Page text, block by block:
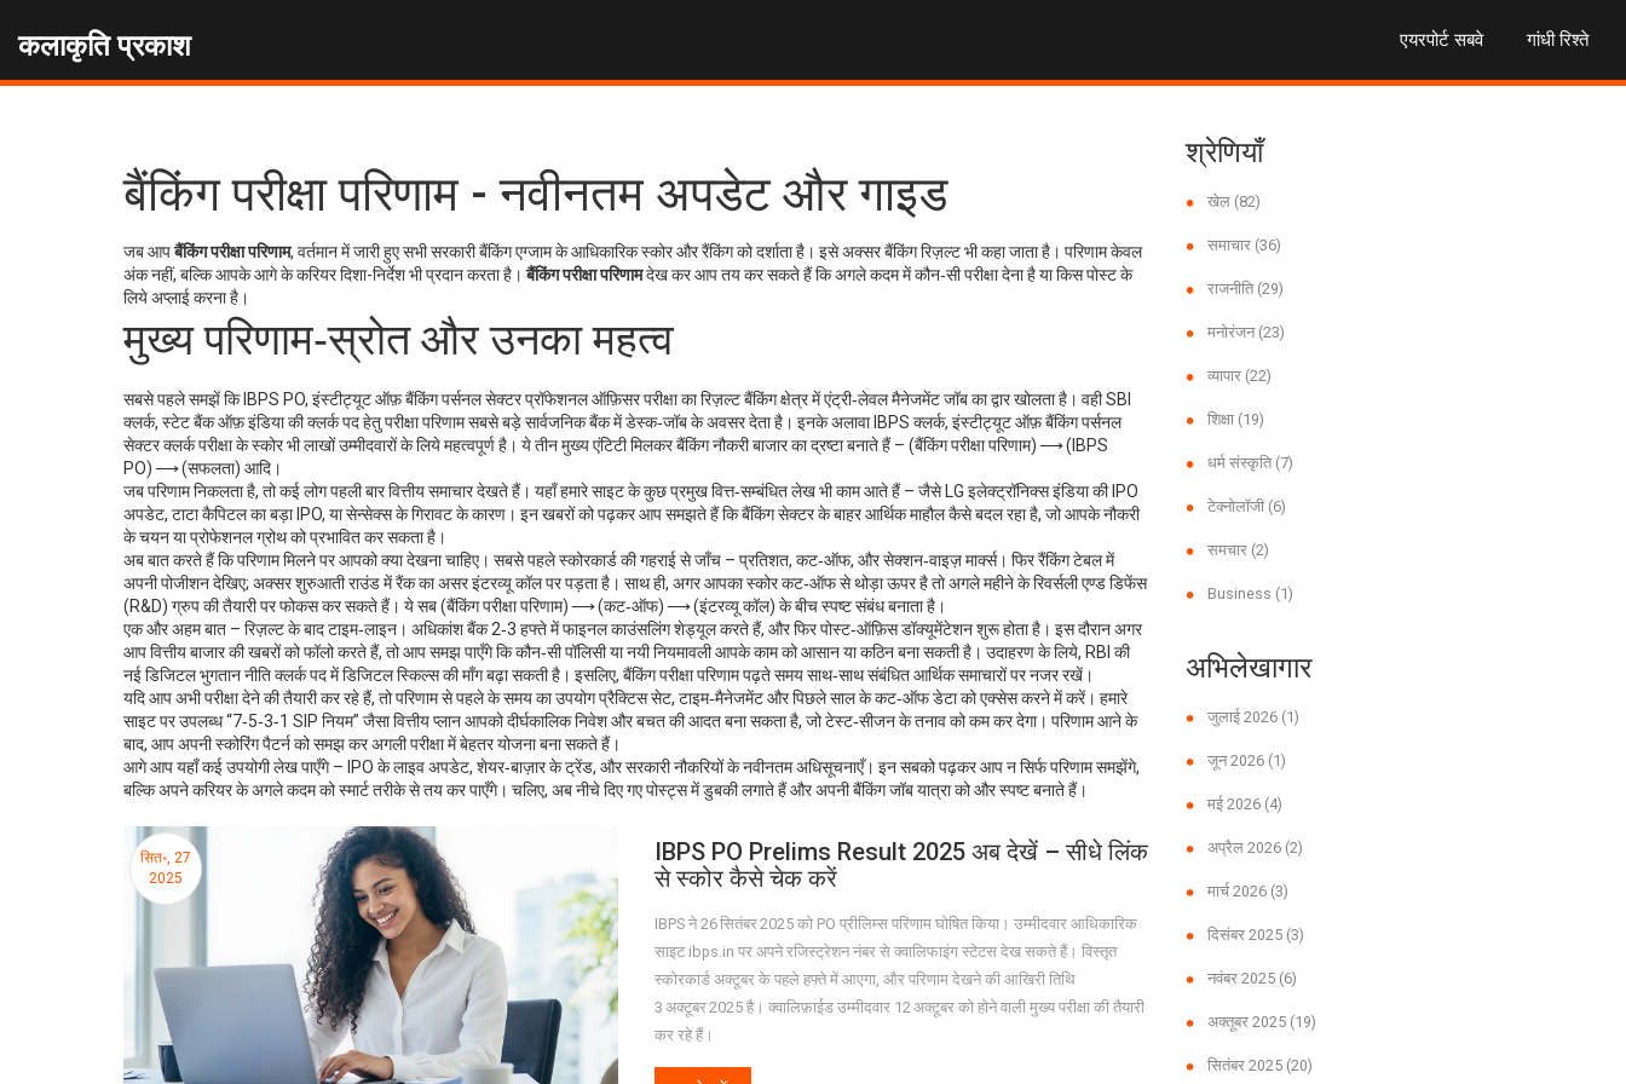
कलाकृति प्रकाश एयरपोर्ट सबवे गांधी रिश्ते
बैंकिंग परीक्षा परिणाम - नवीनतम अपडेट और गाइड
जब आपबैंकिंग परीक्षा परिणाम, वर्तमान में जारी हुए सभी सरकारी बैंकिंग एग्जाम के आधिकारिक स्कोर और रैंकिंगको दर्शाता है । इसे अक्सरबैंकिंग रिज़ल्टभी कहा जाता है। परिणाम केवल
अंक नहीं, बल्कि आपके आगे के करियर दिशा-निर्देश भी प्रदान करता है।बैंकिंग परीक्षा परिणामदेख कर आप तय कर सकते हैं कि अगले कदम में कौन‑सी परीक्षा देना है या किस पोस्ट के
लिये अप्लाई करना है।
मुख्य परिणाम‑स्रोत और उनका महत्व
सबसे पहले समझें कि IBPS PO, इंस्टीट्यूट ऑफ़ बैंकिंग पर्सनल सेक्टर प्रॉफेशनल ऑफ़िसर परीक्षा का रिज़ल्टबैंकिंग क्षेत्र में एंट्री‑लेवल मैनेजमेंट जॉब का द्वार खोलता है। वहीSBI
क्लर्क, स्टेट बैंक ऑफ़ इंडिया की क्लर्क पद हेतु परीक्षा परिणामसबसे बड़े सार्वजनिक बैंक में डेस्क‑जॉब के अवसर देता है। इनके अलावा IBPS क्लर्क, इंस्टीट्यूट ऑफ़ बैंकिंग पर्सनल
सेक्टर क्लर्क परीक्षा के स्कोरभी लाखों उम्मीदवारों के लिये महत्वपूर्ण है। ये तीन मुख्य एंटिटी मिलकर बैंकिंग नौकरी बाजार का द्रष्टा बनाते हैं – (बैंकिंग परीक्षा परिणाम) ⟶ (IBPS
PO) ⟶ (सफलता) आदि।
जब परिणाम निकलता है, तो कई लोग पहली बार वित्तीय समाचार देखते हैं। यहाँ हमारे साइट के कुछ प्रमुख वित्त‑सम्बंधित लेख भी काम आते हैं – जैसे LG इलेक्ट्रॉनिक्स इंडिया की IPO
अपडेट, टाटा कैपिटल का बड़ा IPO, या सेन्सेक्स के गिरावट के कारण। इन खबरों को पढ़कर आप समझते हैं कि बैंकिंग सेक्टर के बाहर आर्थिक माहौल कैसे बदल रहा है, जो आपके नौकरी
के चयन या प्रोफेशनल ग्रोथ को प्रभावित कर सकता है।
अब बात करते हैं कि परिणाम मिलने पर आपको क्या देखना चाहिए। सबसे पहले स्कोरकार्ड की गहराई से जाँच – प्रतिशत, कट‑ऑफ, और सेक्शन‑वाइज़ मार्क्स। फिर रैंकिंग टेबल में
अपनी पोजीशन देखिए; अक्सर शुरुआती राउंड में रैंक का असर इंटरव्यू कॉल पर पड़ता है। साथ ही, अगर आपका स्कोर कट‑ऑफ से थोड़ा ऊपर है तो अगले महीने के रिवर्सली एण्ड डिफेंस
(R&D) ग्रुप की तैयारी पर फोकस कर सकते हैं। ये सब (बैंकिंग परीक्षा परिणाम) ⟶ (कट‑ऑफ) ⟶ (इंटरव्यू कॉल) के बीच स्पष्ट संबंध बनाता है।
एक और अहम बात – रिज़ल्ट के बाद टाइम‑लाइन। अधिकांश बैंक 2‑3 हफ्ते में फाइनल काउंसलिंग शेड्यूल करते हैं, और फिर पोस्ट‑ऑफ़िस डॉक्यूमेंटेशन शुरू होता है। इस दौरान अगर
आप वित्तीय बाजार की खबरों को फॉलो करते हैं, तो आप समझ पाएँगे कि कौन‑सी पॉलिसी या नयी नियमावली आपके काम को आसान या कठिन बना सकती है। उदाहरण के लिये, RBI की
नई डिजिटल भुगतान नीति क्लर्क पद में डिजिटल स्किल्स की माँग बढ़ा सकती है। इसलिए, बैंकिंग परीक्षा परिणाम पढ़ते समय साथ‑साथ संबंधित आर्थिक समाचारों पर नजर रखें।
यदि आप अभी परीक्षा देने की तैयारी कर रहे हैं, तो परिणाम से पहले के समय का उपयोग प्रैक्टिस सेट, टाइम‑मैनेजमेंट और पिछले साल के कट‑ऑफ डेटा को एक्सेस करने में करें। हमारे
साइट पर उपलब्ध “7‑5‑3‑1 SIP नियम” जैसा वित्तीय प्लान आपको दीर्घकालिक निवेश और बचत की आदत बना सकता है, जो टेस्ट‑सीजन के तनाव को कम कर देगा। परिणाम आने के
बाद, आप अपनी स्कोरिंग पैटर्न को समझ कर अगली परीक्षा में बेहतर योजना बना सकते हैं।
आगे आप यहाँ कई उपयोगी लेख पाएँगे – IPO के लाइव अपडेट, शेयर‑बाज़ार के ट्रेंड, और सरकारी नौकरियों के नवीनतम अधिसूचनाएँ। इन सबको पढ़कर आप न सिर्फ परिणाम समझेंगे,
बल्कि अपने करियर के अगले कदम को स्मार्ट तरीके से तय कर पाएँगे। चलिए, अब नीचे दिए गए पोस्ट्स में डुबकी लगाते हैं और अपनी बैंकिंग जॉब यात्रा को और स्पष्ट बनाते हैं।
सित॰, 27
2025
IBPS PO Prelims Result 2025 अब देखें – सीधे लिंक
से स्कोर कैसे चेक करें
IBPS ने 26 सितंबर 2025 को PO प्रीलिम्स परिणाम घोषित किया। उम्मीदवार आधिकारिक
साइट ibps.in पर अपने रजिस्ट्रेशन नंबर से क्वालिफाइंग स्टेटस देख सकते हैं। विस्तृत
स्कोरकार्ड अक्टूबर के पहले हफ्ते में आएगा, और परिणाम देखने की आखिरी तिथि
3 अक्टूबर 2025 है। क्वालिफ़ाईड उम्मीदवार 12 अक्टूबर को होने वाली मुख्य परीक्षा की तैयारी
कर रहे हैं।
श्रेणियाँ
खेल (82)
समाचार (36)
राजनीति (29)
मनोरंजन (23)
व्यापार (22)
शिक्षा (19)
धर्म संस्कृति (7)
टेक्नोलॉजी (6)
समचार (2)
Business (1)
अभिलेखागार
जुलाई 2026 (1)
जून 2026 (1)
मई 2026 (4)
अप्रैल 2026 (2)
मार्च 2026 (3)
दिसंबर 2025 (3)
नवंबर 2025 (6)
अक्तूबर 2025 (19)
सितंबर 2025 (20)